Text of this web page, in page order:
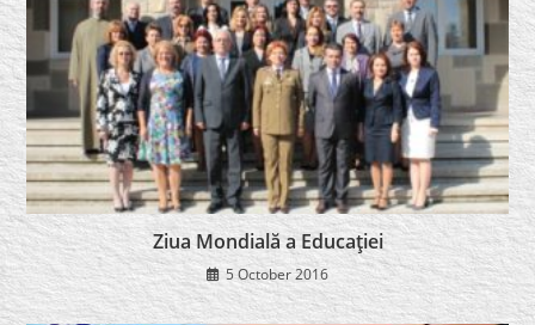
Ziua Mondială a Educaţiei
5 October 2016